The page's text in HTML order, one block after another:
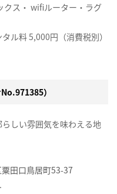
クス・ wifiルーター・ラグ
ル料 5,000円（消費税別）
）
しい雰囲気を味わえる地
田口鳥居町53-37